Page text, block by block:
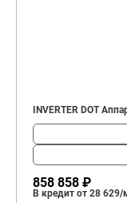
INVERTER DOT
858 858 ₽
В кредит от 28 629/